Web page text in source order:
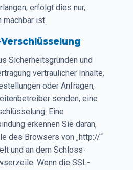
erfolgt dies nur,
ist.
Sicherheitsgründen und
vertraulicher Inhalte,
oder Anfragen,
senden, eine
Eine
erkennen Sie daran,
des Browsers von „http://“
und an dem Schloss-
Wenn die SSL-